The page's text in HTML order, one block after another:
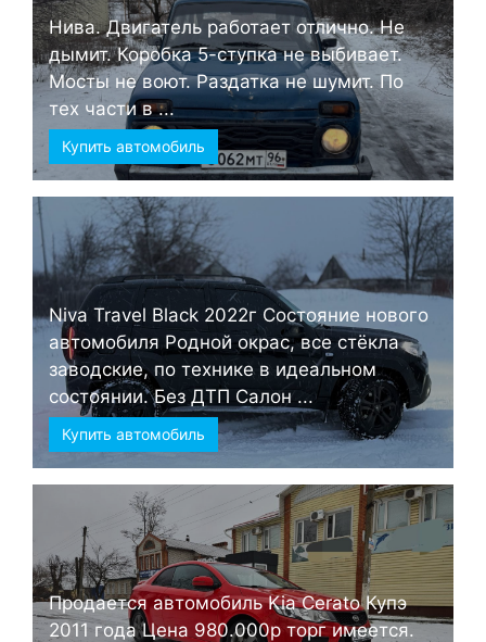
Нива. Двигатель работает отлично. Не
дымит. Коробка 5-ступка не выбивает.
Мосты не воют. Раздатка не шумит. По
тех части в ...
Купить автомобиль
Niva Travel Black 2022г Состояние нового
автомобиля Родной окрас, все стёкла
заводские, по технике в идеальном
состоянии. Без ДТП Салон ...
Купить автомобиль
Продается автомобиль Kia Cerato Купэ
2011 года Цена 980.000р торг имеется.